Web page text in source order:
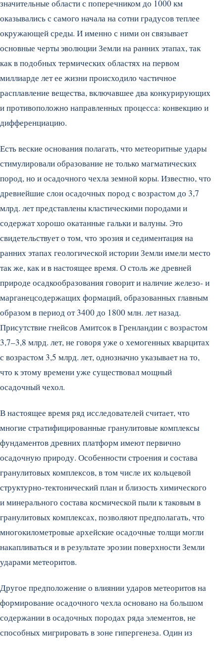
значительные области с поперечником до 1000 км
оказывались с самого начала на сотни градусов теплее
окружающей среды. И именно с ними он связывает
основные черты эволюции Земли на ранних этапах, так
как в подобных термических областях на первом
миллиарде лет ее жизни происходило частичное
расплавление вещества, включавшее два конкурирующих
и противоположно направленных процесса: конвекцию и
дифференциацию.
Есть веские основания полагать, что метеоритные удары
стимулировали образование не только магматических
пород, но и осадочного чехла земной коры. Известно, что
древнейшие слои осадочных пород с возрастом до 3,7
млрд. лет представлены кластическими породами и
содержат хорошо окатанные гальки и валуны. Это
свидетельствует о том, что эрозия и седиментация на
ранних этапах геологической истории Земли имели место
так же, как и в настоящее время. О столь же древней
природе осадкообразования говорит и наличие железо- и
марганецсодержащих формаций, образованных главным
образом в период от 3400 до 1800 млн. лет назад.
Присутствие гнейсов Амитсок в Гренландии с возрастом
3,7–3,8 млрд. лет, не говоря уже о хемогенных кварцитах
с возрастом 3,5 млрд. лет, однозначно указывает на то,
что к этому времени уже существовал мощный
осадочный чехол.
В настоящее время ряд исследователей считает, что
многие стратифицированные гранулитовые комплексы
фундаментов древних платформ имеют первично
осадочную природу. Особенности строения и состава
гранулитовых комплексов, в том числе их кольцевой
структурно-тектонический план и близость химического
и минерального состава космической пыли к таковым в
гранулитовых комплексах, позволяют предполагать, что
многокилометровые архейские осадочные толщи могли
накапливаться и в результате эрозии поверхности Земли
ударами метеоритов.
Другое предположение о влиянии ударов метеоритов на
формирование осадочного чехла основано на большом
содержании в осадочных породах ряда элементов, не
способных мигрировать в зоне гипергенеза. Один из